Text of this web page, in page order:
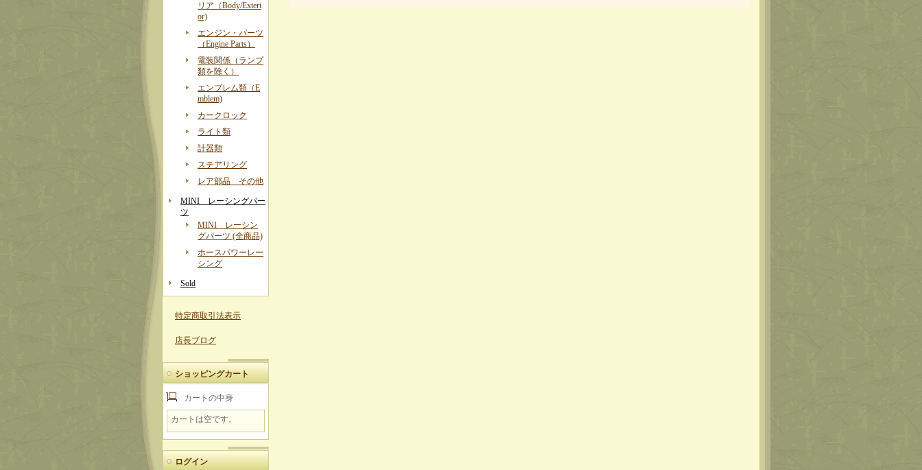
リア（Body/Exteri
or)
エンジン・パーツ
（Engine Parts）
電装関係（ランプ
類を除く）
エンブレム類（E
mblem)
カークロック
ライト類
計器類
ステアリング
レア部品 その他
MINI レーシングパー
ツ
MINI レーシン
グパーツ (全商品)
ホースパワーレー
シング
Sold
特定商取引法表示
店長ブログ
ショッピングカート
カートの中身
カートは空です。
ログイン